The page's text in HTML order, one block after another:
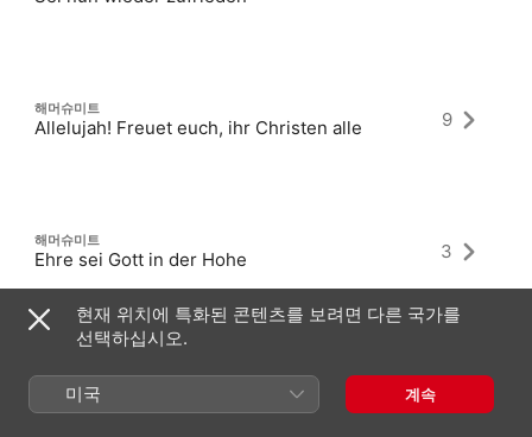
해머슈미트
Allelujah! Freuet euch, ihr Christen alle 9
해머슈미트
Ehre sei Gott in der Hohe 3
현재 위치에 특화된 콘텐츠를 보려면 다른 국가를
선택하십시오.
미국 계속